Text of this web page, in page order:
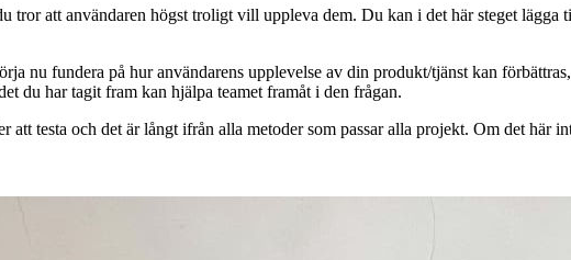
tror att användaren högst troligt vill uppleva dem. Du kan i det här steget
nu fundera på hur användarens upplevelse av din produkt/tjänst kan
du har tagit fram kan hjälpa teamet framåt i den frågan.
testa och det är långt ifrån alla metoder som passar alla projekt. Om det här